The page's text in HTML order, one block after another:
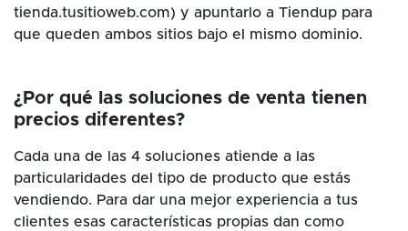
tienda.tusitioweb.com) y apuntarlo a Tiendup para
que queden ambos sitios bajo el mismo dominio.
¿Por qué las soluciones de venta tienen
precios diferentes?
Cada una de las 4 soluciones atiende a las
particularidades del tipo de producto que estás
vendiendo. Para dar una mejor experiencia a tus
clientes esas características propias dan como